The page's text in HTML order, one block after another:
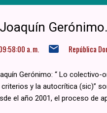
a. m. República
Gerónimo: “ Lo colectivo-
criterios y la autocrítica (sic)”
el año 2001, el proceso de